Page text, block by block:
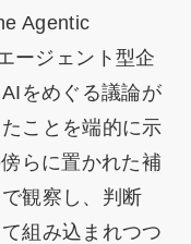
Agentic
ージェント型企
をめぐる議論が
ことを端的に示
らに置かれた補
観察し、判断
組み込まれつつ